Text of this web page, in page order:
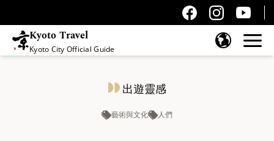
Kyoto Travel
Kyoto City Official Guide
出遊靈感
藝術與文化 人們